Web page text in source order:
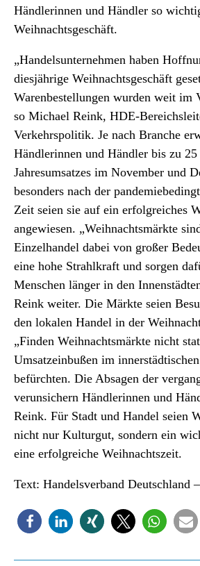
Händlerinnen und Händler so
Weihnachtsgeschäft.
„Handelsunternehmen haben
diesjährige Weihnachtsgeschäft
Warenbestellungen wurden weit im
so Michael Reink, HDE-
Verkehrspolitik. Je nach Branche
Händlerinnen und Händler bis zu
Jahresumsatzes im November und
besonders nach der
Zeit seien sie auf ein erfolgreiches
angewiesen. „Weihnachtsmärkte
Einzelhandel dabei von großer
eine hohe Strahlkraft und sorgen
Menschen länger in den
Reink weiter. Die Märkte seien
den lokalen Handel in der
„Finden Weihnachtsmärkte nicht
Umsatzeinbußen im
befürchten. Die Absagen der
verunsichern Händlerinnen und
Reink. Für Stadt und Handel seien
nicht nur Kulturgut, sondern ein
eine erfolgreiche Weihnachtszeit.
Text: Handelsverband Deutschland